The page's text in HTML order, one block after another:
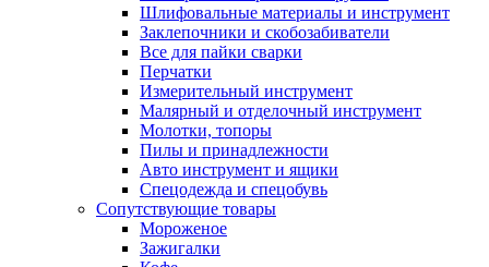
Шлифовальные материалы и инструмент
Заклепочники и скобозабиватели
Все для пайки сварки
Перчатки
Измерительный инструмент
Малярный и отделочный инструмент
Молотки, топоры
Пилы и принадлежности
Авто инструмент и ящики
Спецодежда и спецобувь
Сопутствующие товары
Мороженое
Зажигалки